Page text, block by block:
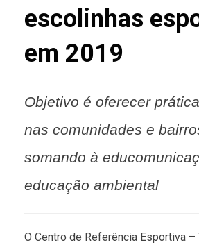
escolinhas
em 2019
Objetivo é oferecer
nas comunidades e
somando à
educação ambiental
O Centro de Referência Esportiva –